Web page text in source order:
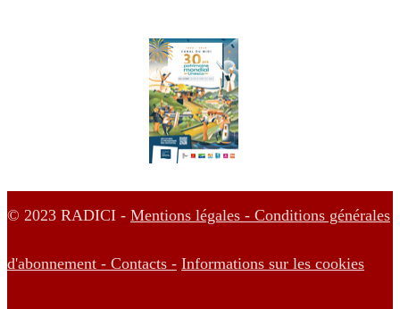
© 2023 RADICI - Mentions légales - Conditions générales
d'abonnement - Contacts - Informations sur les cookies